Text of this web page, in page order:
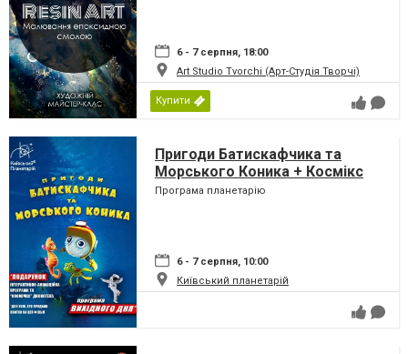
6 - 7 серпня, 18:00
Art Studio Tvorchi (Арт-Студія Творчі)
Купити
Пригоди Батискафчика та
Морського Коника + Космікс
Програма планетарію
6 - 7 серпня, 10:00
Київський планетарій